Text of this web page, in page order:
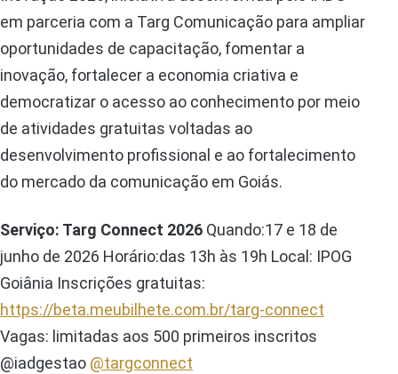
em parceria com a Targ Comunicação para ampliar
oportunidades de capacitação, fomentar a
inovação, fortalecer a economia criativa e
democratizar o acesso ao conhecimento por meio
de atividades gratuitas voltadas ao
desenvolvimento profissional e ao fortalecimento
do mercado da comunicação em Goiás.
Serviço: Targ Connect 2026 Quando:17 e 18 de
junho de 2026 Horário:das 13h às 19h Local: IPOG
Goiânia Inscrições gratuitas:
https://beta.meubilhete.com.br/targ-connect
Vagas: limitadas aos 500 primeiros inscritos
@iadgestao @targconnect